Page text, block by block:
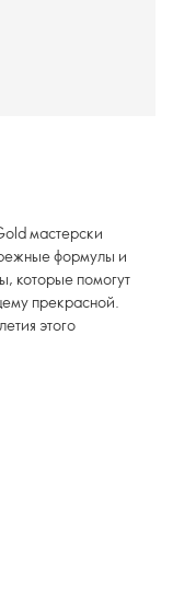
мастерски
формулы и
которые помогут
прекрасной.
этого